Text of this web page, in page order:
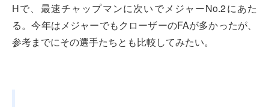
Hで、最速チャップマンに次いでメジャーNo.2にあた
る。今年はメジャーでもクローザーのFAが多かったが、
参考までにその選手たちとも比較してみたい。